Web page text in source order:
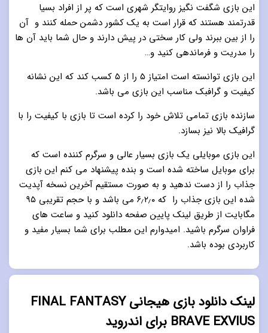
این بازی شگفت نگیز روایتگر شهری است که پر از افراد بسیا
قدرتمند هستند که قرار است به یک کشور دشمن حمله کنند و آن
را از بین ببرند ولی کار سختی در پیش دارند و حال شما باید آن ها
را مدریت و فرماندهی کنید و…
این بازی توانسته است امتیاز ۵ را از ۵ کسب کند که این نشانه
کیفیت و گرافبک مناسب این بازی می باشد.
سازنده بازی تمامی تلاش خود را کرده است تا بازی با کیفیت را با
گرافیک بالا نیز بسازد.
این بازی موبایلی یک بازی بسیار عالی و سرگرم کننده است که
برای موبایل ساخته شده است و بنده پیشنهاد می کنم این بازی
جذاب را از دست ندهید و به صورت مستقیم آخرین نسخه آپدیت
شده این بازی جذاب را که ۶٫۲٫۰ می باشد و با حجم تقریبی ۹۵
مگابایت از طریق لینک پایین صفحه دانلود کنید و ساعت های
فراوان سرگرم باشید. امیدوارم این مطلب برای شما بسیار مفید و
کاربردی بوده باشد.
لینک دانلود بازی هیجانی FINAL FANTASY
BRAVE EXVIUS برای اندروید